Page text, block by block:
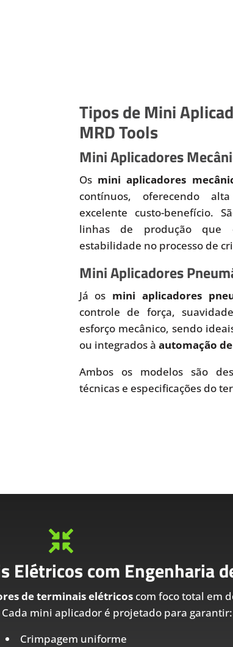
Tipos de Mini
MRD Tools
Mini Aplicadores
Os mini aplicadores
contínuos, oferecendo
excelente custo-benefício.
linhas de produção que
estabilidade no processo de
Mini Aplicadores
Já os mini aplicadores
controle de força,
esforço mecânico, sendo
ou integrados à automação
Ambos os modelos são
técnicas e especificações do

Elétricos com Engenharia
de terminais elétricoscom foco total em
mini aplicador é projetado para garantir:
Crimpagem uniforme